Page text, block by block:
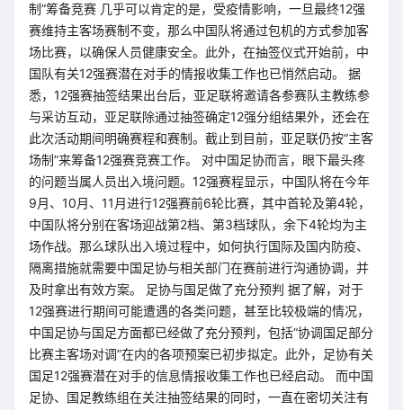
制”筹备竞赛 几乎可以肯定的是，受疫情影响，一旦最终12强
赛维持主客场赛制不变，那么中国队将通过包机的方式参加客
场比赛，以确保人员健康安全。此外，在抽签仪式开始前，中
国队有关12强赛潜在对手的情报收集工作也已悄然启动。 据
悉，12强赛抽签结果出台后，亚足联将邀请各参赛队主教练参
与采访互动，亚足联除通过抽签确定12强分组结果外，还会在
此次活动期间明确赛程和赛制。截止到目前，亚足联仍按“主客
场制”来筹备12强赛竞赛工作。 对中国足协而言，眼下最头疼
的问题当属人员出入境问题。12强赛程显示，中国队将在今年
9月、10月、11月进行12强赛前6轮比赛，其中首轮及第4轮，
中国队将分别在客场迎战第2档、第3档球队，余下4轮均为主
场作战。那么球队出入境过程中，如何执行国际及国内防疫、
隔离措施就需要中国足协与相关部门在赛前进行沟通协调，并
及时拿出有效方案。 足协与国足做了充分预判 据了解，对于
12强赛进行期间可能遭遇的各类问题，甚至比较极端的情况，
中国足协与国足方面都已经做了充分预判，包括“协调国足部分
比赛主客场对调”在内的各项预案已初步拟定。此外，足协有关
国足12强赛潜在对手的信息情报收集工作也已经启动。 而中国
足协、国足教练组在关注抽签结果的同时，一直在密切关注有